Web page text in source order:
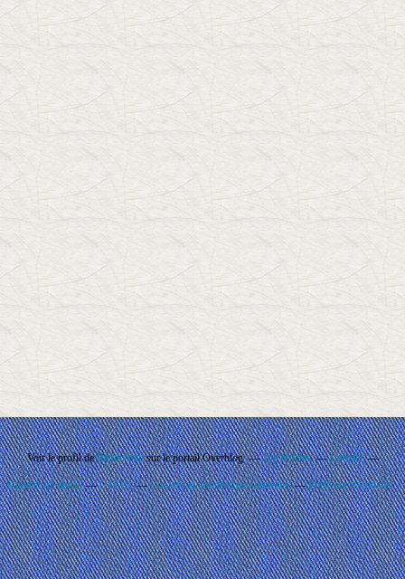
Voir le profil deRando'Ballsur le portail Overblog Top articles Contact
Signaler un abus C.G.U. Cookies et données personnelles Préférences cookies